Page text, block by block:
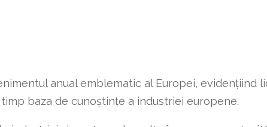
anual emblematic al Europei, evidențiind
baza de cunoștințe a industriei europene.